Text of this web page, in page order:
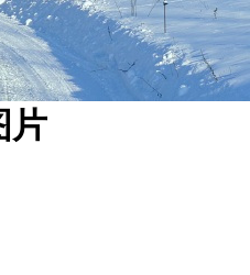
片